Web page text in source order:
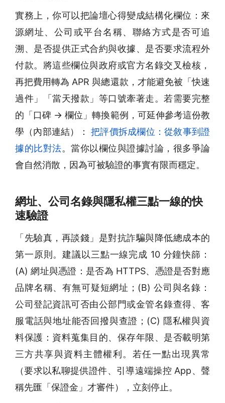
實務上，你可以把論壇心得變成結構化欄位：來
源網址、公司或平台名稱、聯絡方式是否可追
溯、是否提供正式合約與收據、是否要求流程外
付款。將這些欄位與政府或官方名錄交叉檢核，
再把費用轉為 APR 與總還款，才能避免被「快速
過件」「當天撥款」等口號牽著走。若需要完整
的「口碑 → 欄位」轉換範例，可延伸參考這份教
學（內部連結）：
把評價拆成欄位：從敘事到證
據的比對法。當你以欄位與證據討論，很多爭論
會自然消散，因為可被驗證的事實有限而穩定。
網址、公司名錄與隱私權三點一線的快
速驗證
「先驗真，再談錢」是對抗詐騙與降低總成本的
第一原則。建議以三點一線完成 10 分鐘快篩：
(A) 網址與憑證：是否為 HTTPS、憑證是否對應
品牌名稱、有無可疑短網址；(B) 公司與名錄：
公司登記資訊可否由公部門或金管名錄查得、客
服電話與地址能否回撥與查證；(C) 隱私權與資
料保護：資料蒐集目的、保存年限、是否載明第
三方共享與資料主體權利。若任一點出現異常
（要求以私聊提供證件、引導遠端操控 App、聲
稱先匯「保證金」才審件），立刻停止。